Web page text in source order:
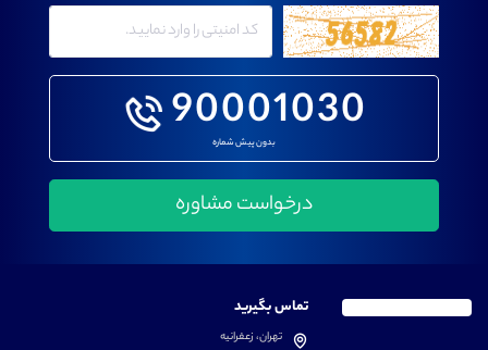
90001030
بدون پیش شماره
تماس بگیرید
تهران، زعفرانیه